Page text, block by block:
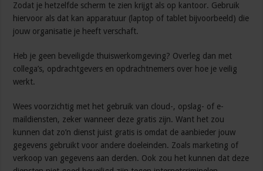
Zodat je hetzelfde scherm te zien krijgt als op kantoor. Gebruik
hiervoor als dat kan apparatuur (laptop of tablet bijvoorbeeld) die
jouw organisatie je heeft verschaft.
Heb je geen beveiligde thuiswerkomgeving? Overleg dan met
collega’s, opdrachtgevers en opdrachtnemers over hoe je veilig
werkt.
Wees voorzichtig met het gebruik van cloud-, opslag- of e-
maildiensten, zeker wanneer deze gratis zijn. Want het zou
kunnen dat zo’n dienst juist gratis is omdat de aanbieder jouw
gegevens gebruikt voor andere doeleinden. Zoals marketing of
verkoop van gegevens aan derden. Ook zou het kunnen dat deze